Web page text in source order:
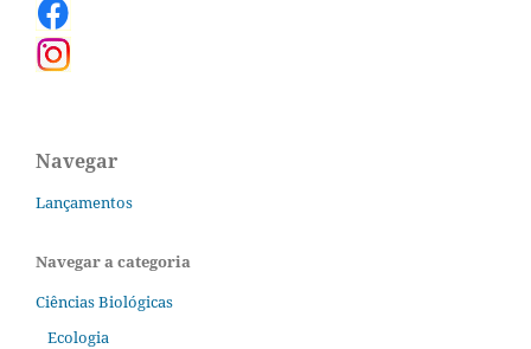
Navegar
Lançamentos
Navegar a categoria
Ciências Biológicas
Ecologia